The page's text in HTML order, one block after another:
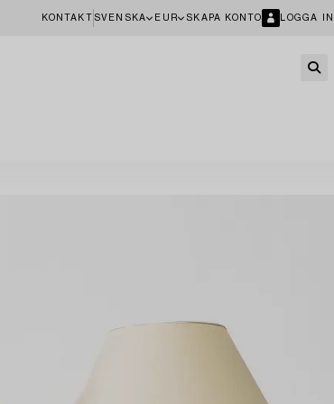
KONTAKT SVENSKA EUR SKAPA KONTO LOGGA IN